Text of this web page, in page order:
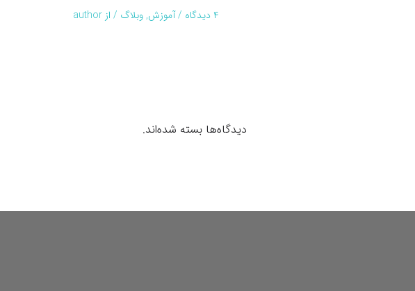
۴ دیدگاه /آموزش,وبلاگ / از author
دیدگاه‌ها بسته شده‌اند.